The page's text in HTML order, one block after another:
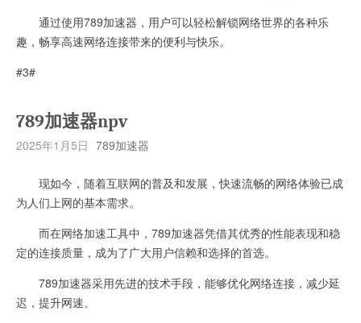
通过使用789加速器，用户可以轻松解锁网络世界的各种乐
趣，畅享高速网络连接带来的便利与快乐。
#3#
789加速器npv
2025年1月5日 789加速器
现如今，随着互联网的普及和发展，快速流畅的网络体验已成
为人们上网的基本需求。
而在网络加速工具中，789加速器凭借其优秀的性能表现和稳
定的连接质量，成为了广大用户信赖和选择的首选。
789加速器采用先进的技术手段，能够优化网络连接，减少延
迟，提升网速。